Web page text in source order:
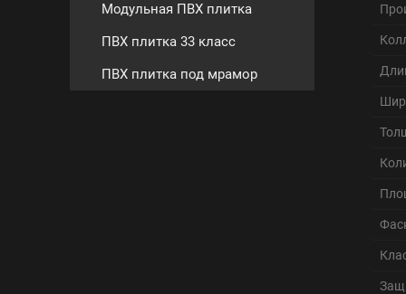
Модульная ПВХ плитка
ПВХ плитка 33 класс
ПВХ плитка под мрамор